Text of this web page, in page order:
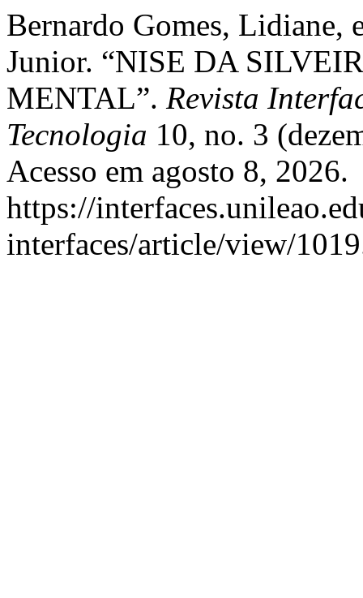
Bernardo Gomes, Lidiane,
Junior. “NISE DA
MENTAL”. Revista
Tecnologia 10, no. 3
Acesso em agosto 8, 2026.
https://
interfaces/article/view/